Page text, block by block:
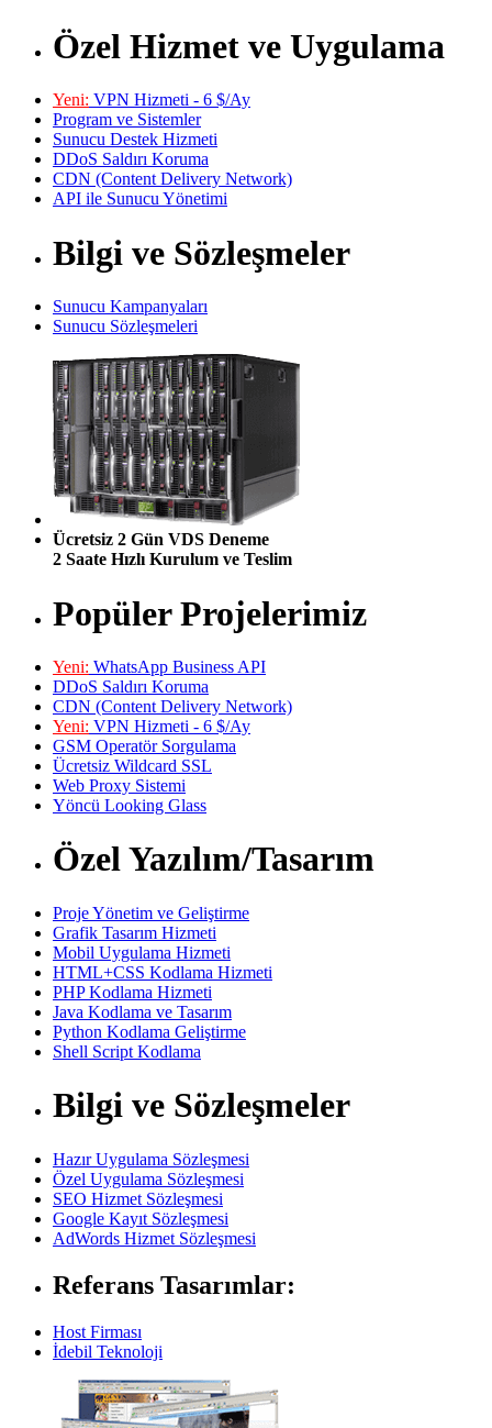
Özel Hizmet ve Uygulama
Yeni: VPN Hizmeti - 6 $/Ay
Program ve Sistemler
Sunucu Destek Hizmeti
DDoS Saldırı Koruma
CDN (Content Delivery Network)
API ile Sunucu Yönetimi
Bilgi ve Sözleşmeler
Sunucu Kampanyaları
Sunucu Sözleşmeleri
Ücretsiz 2 Gün VDS Deneme
2 Saate Hızlı Kurulum ve Teslim
Popüler Projelerimiz
Yeni: WhatsApp Business API
DDoS Saldırı Koruma
CDN (Content Delivery Network)
Yeni: VPN Hizmeti - 6 $/Ay
GSM Operatör Sorgulama
Ücretsiz Wildcard SSL
Web Proxy Sistemi
Yöncü Looking Glass
Özel Yazılım/Tasarım
Proje Yönetim ve Geliştirme
Grafik Tasarım Hizmeti
Mobil Uygulama Hizmeti
HTML+CSS Kodlama Hizmeti
PHP Kodlama Hizmeti
Java Kodlama ve Tasarım
Python Kodlama Geliştirme
Shell Script Kodlama
Bilgi ve Sözleşmeler
Hazır Uygulama Sözleşmesi
Özel Uygulama Sözleşmesi
SEO Hizmet Sözleşmesi
Google Kayıt Sözleşmesi
AdWords Hizmet Sözleşmesi
Referans Tasarımlar:
Host Firması
İdebil Teknoloji